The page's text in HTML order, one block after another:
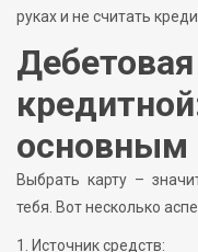
руках и не считать
основным
Выбрать карту –
тебя. Вот несколько
1. Источник средств: